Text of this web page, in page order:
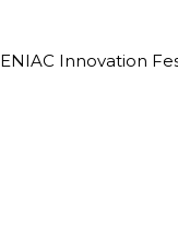
ENIAC Innovation